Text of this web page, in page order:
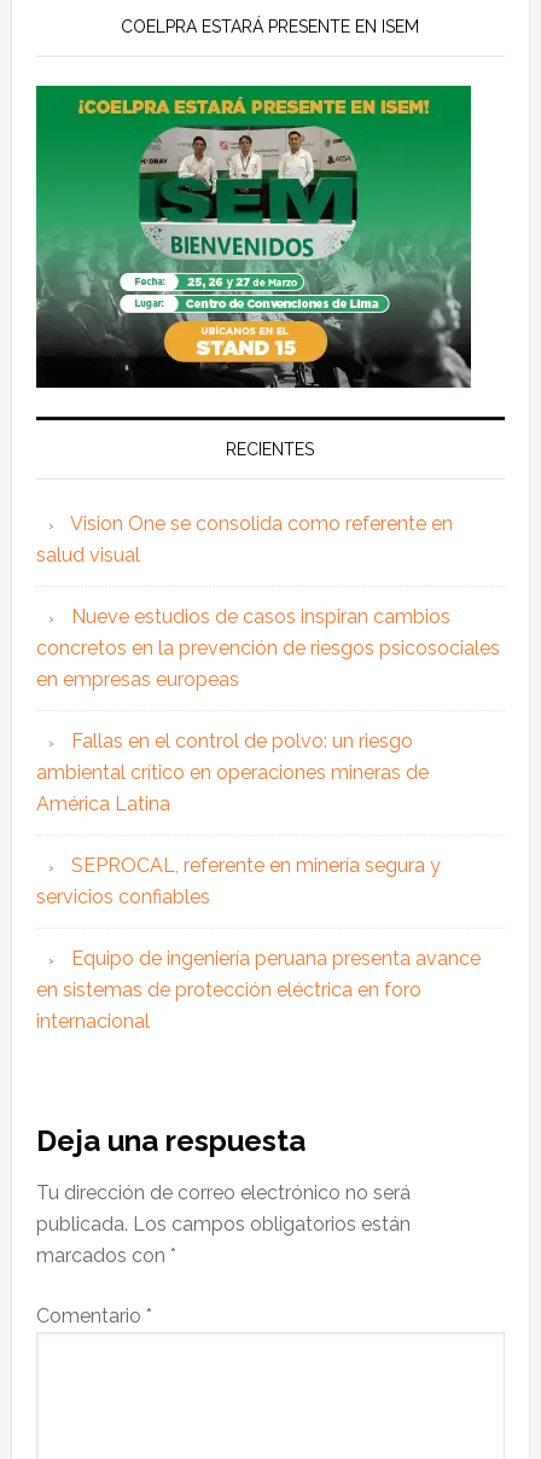
COELPRA ESTARÁ PRESENTE EN ISEM
RECIENTES
Vision One se consolida como referente en
salud visual
Nueve estudios de casos inspiran cambios
concretos en la prevención de riesgos psicosociales
en empresas europeas
Fallas en el control de polvo: un riesgo
ambiental crítico en operaciones mineras de
América Latina
SEPROCAL, referente en minería segura y
servicios confiables
Equipo de ingeniería peruana presenta avance
en sistemas de protección eléctrica en foro
internacional
Interacciones
con
los
lectores
Deja una respuesta
Tu dirección de correo electrónico no será
publicada. Los campos obligatorios están
marcados con *
Comentario *